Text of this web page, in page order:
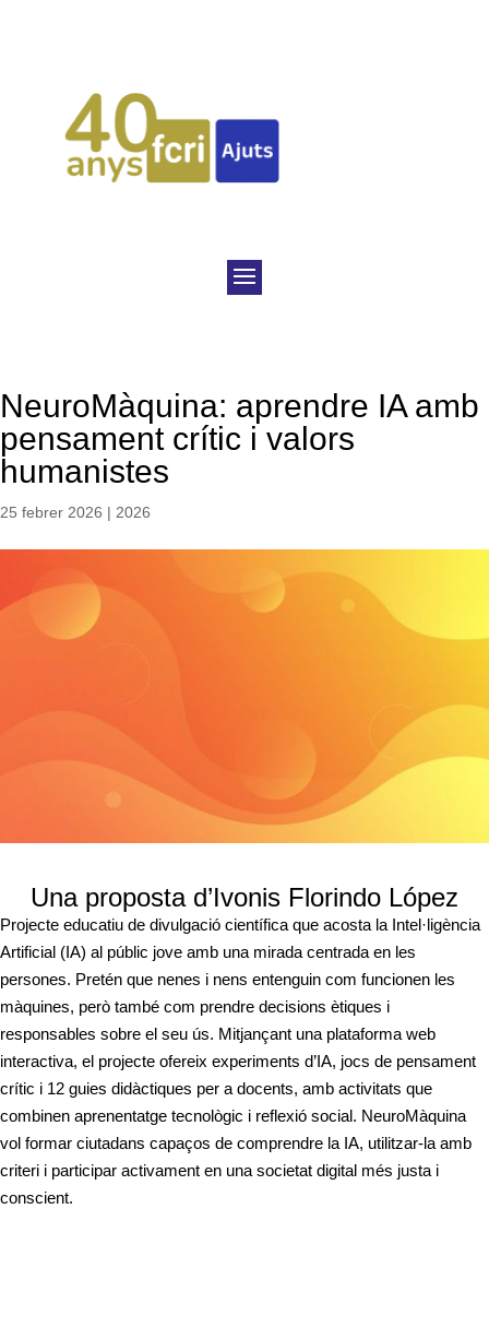
NeuroMàquina: aprendre IA amb
pensament crític i valors
humanistes
25 febrer 2026 | 2026
Una proposta d’Ivonis Florindo López
Projecte educatiu de divulgació científica que acosta la Intel·ligència
Artificial (IA) al públic jove amb una mirada centrada en les
persones. Pretén que nenes i nens entenguin com funcionen les
màquines, però també com prendre decisions ètiques i
responsables sobre el seu ús. Mitjançant una plataforma web
interactiva, el projecte ofereix experiments d’IA, jocs de pensament
crític i 12 guies didàctiques per a docents, amb activitats que
combinen aprenentatge tecnològic i reflexió social. NeuroMàquina
vol formar ciutadans capaços de comprendre la IA, utilitzar-la amb
criteri i participar activament en una societat digital més justa i
conscient.